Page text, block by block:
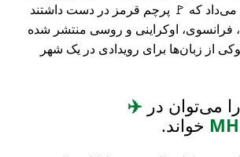
می‌داد که 🚩 پرچم قرمز در دست داشتند
فرانسوی، اوکراینی و روسی منتشر شده
از زبان‌ها برای رویدادی در یک شهر
می‌توان در ✈️
خواند.